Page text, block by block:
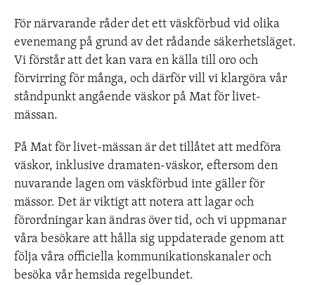
För närvarande råder det ett väskförbud vid olika
evenemang på grund av det rådande säkerhetsläget.
Vi förstår att det kan vara en källa till oro och
förvirring för många, och därför vill vi klargöra vår
ståndpunkt angående väskor på Mat för livet-
mässan.
På Mat för livet-mässan är det tillåtet att medföra
väskor, inklusive dramaten-väskor, eftersom den
nuvarande lagen om väskförbud inte gäller för
mässor. Det är viktigt att notera att lagar och
förordningar kan ändras över tid, och vi uppmanar
våra besökare att hålla sig uppdaterade genom att
följa våra officiella kommunikationskanaler och
besöka vår hemsida regelbundet.